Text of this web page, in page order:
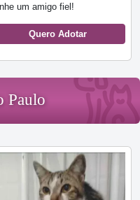
um amigo fiel!
Quero Adotar
Paulo